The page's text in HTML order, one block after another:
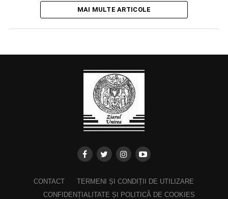
MAI MULTE ARTICOLE
CONTACT
TERMENI ȘI CONDIȚII DE UTILIZARE
CONFIDENȚIALITATE ȘI POLITICĂ DE COOKIES